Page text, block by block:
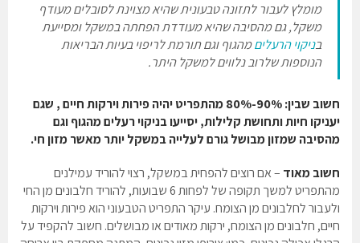
מומלץ לעבור לתזונה טבעונית שהיא מצוינת לסובלים מעודף
משקל, גם מהסיבה שהיא מעודדת הפחתה במשקל ומסייעת
בניקוי הרעליםמהגוף וגם תורמת לריפוי בעיות הבריאות
הנוספות שלרוב נלווים למשקל היתר.
חשוב שבין: 90%-80% מהתפריט יהיה פירות וירקות חיים , שגם
יעניקו חיות ותחושת קלילות, יסייעו בניקוי רעלים מהגוף וגם
מהסיבה שמזון מבושל גורם לעלייה במשקל יותר מאשר מזון חי.
חשוב מאוד – אם רוצים להפחית במשקל, רצוי להוריד עמילנים
מהתפריט למשך תקופה של לפחות 6 שבועות, להוריד חלבונים מן החי
ולעבור לחלבונים מן הצומח. עיקר התפריט הטבעוני הוא פירות וירקות
חיים, חלבונים מן הצומח, ירקות מאודים או מבושלים. חשוב להקפיד על